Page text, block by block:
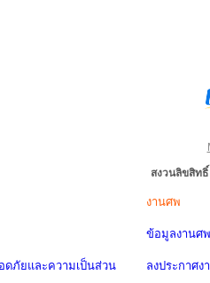
สงวนลิขสิท
ดภัยและความเป็นส่วน
งานศพ
ข้อมูลงานศพ
ลงประกาศง